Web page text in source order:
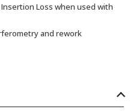
Loss when used with
and rework